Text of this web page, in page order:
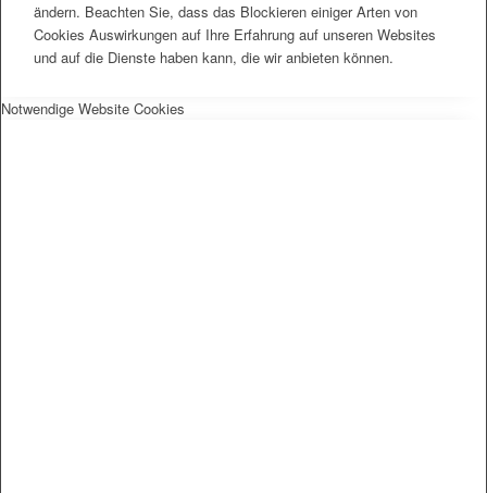
ändern. Beachten Sie, dass das Blockieren einiger Arten von
Cookies Auswirkungen auf Ihre Erfahrung auf unseren Websites
und auf die Dienste haben kann, die wir anbieten können.
Notwendige Website Cookies